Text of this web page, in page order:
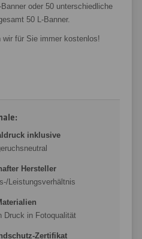
oder 50 unterschiedliche
50 L-Banner.
wir für Sie immer kostenlos!
inklusive
Hersteller
Leistungsverhältnis
Druck in Fotoqualität
Zertifikat